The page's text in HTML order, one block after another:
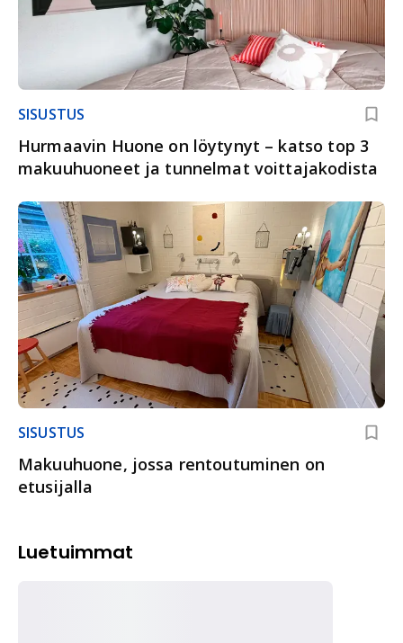
SISUSTUS
Hurmaavin Huone on löytynyt – katso top 3
makuuhuoneet ja tunnelmat voittajakodista
SISUSTUS
Makuuhuone, jossa rentoutuminen on
etusijalla
Luetuimmat